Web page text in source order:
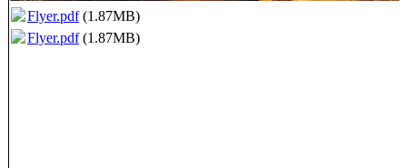
Flyer.pdf(1.87MB)
Flyer.pdf(1.87MB)